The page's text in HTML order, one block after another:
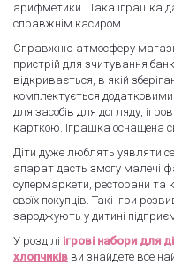
арифметики. Така іграшка
справжнім касиром.
Справжню атмосферу
пристрій для зчитування
відкривається, в якій
комплектується
для засобів для догляду,
карткою. Іграшка оснащена
Діти дуже люблять уявляти
апарат дасть змогу малечі
супермаркети, ресторани та
своїх покупців. Такі ігри
зароджують у дитині
У розділі ігрові набори для
хлопчиків ви знайдете все